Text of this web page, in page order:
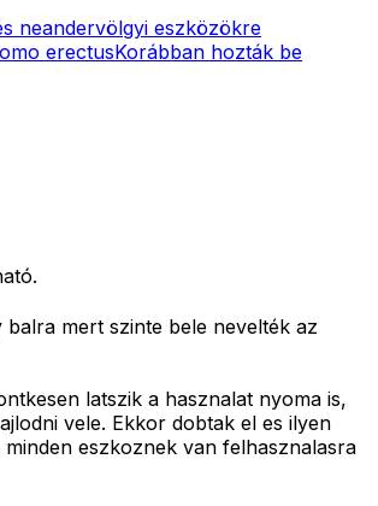
neandervölgyi eszközökre
erectusKorábban hozták be
mert szinte bele nevelték az
latszik a hasznalat nyoma is,
vele. Ekkor dobtak el es ilyen
eszkoznek van felhasznalasra